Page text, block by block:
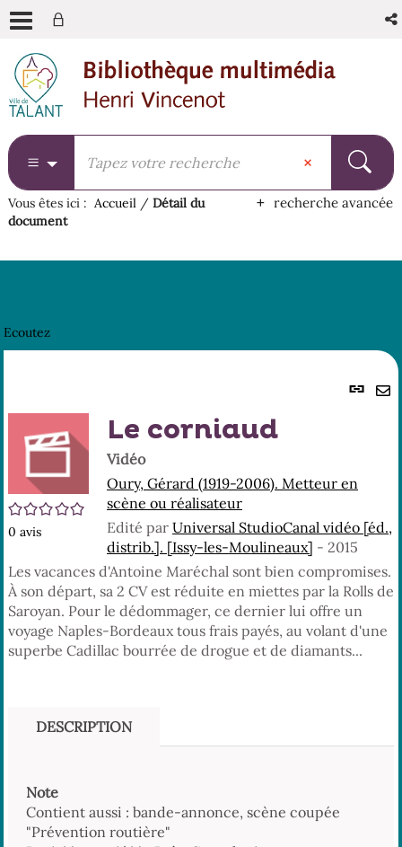
menu
contenu
recherche
recherche avancée
Vous êtes ici : Accueil / Détail du
document
Ecoutez
/5
0 avis
Le corniaud
Vidéo
Oury, Gérard (1919-2006). Metteur en
scène ou réalisateur
Edité par Universal StudioCanal vidéo [éd.,
distrib.]. [Issy-les-Moulineaux] - 2015
Les vacances d'Antoine Maréchal sont bien compromises.
À son départ, sa 2 CV est réduite en miettes par la Rolls de
Saroyan. Pour le dédommager, ce dernier lui offre un
voyage Naples-Bordeaux tous frais payés, au volant d'une
superbe Cadillac bourrée de drogue et de diamants...
DESCRIPTION
Note
Contient aussi : bande-annonce, scène coupée
"Prévention routière"